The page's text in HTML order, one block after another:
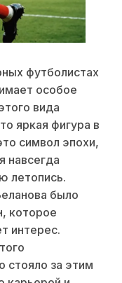
футболистах
особое
вида
яркая фигура в
символ эпохи,
навсегда
летопись.
было
которое
интерес.
стояло за этим